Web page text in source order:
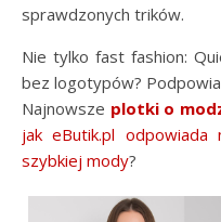
sprawdzonych trików.
Nie tylko fast fashion:
bez logotypów?
Najnowsze plotki o
jak eButik.pl
szybkiej mody?